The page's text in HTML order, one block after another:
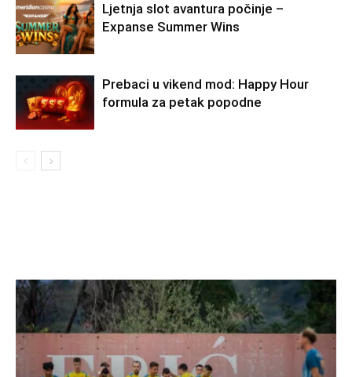
Ljetnja slot avantura počinje –
Expanse Summer Wins
Prebaci u vikend mod: Happy Hour
formula za petak popodne